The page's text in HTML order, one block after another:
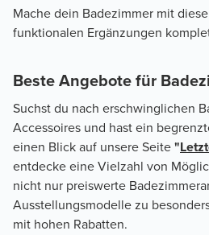
Mache dein Badezimmer mit
funktionalen Ergänzungen
Beste Angebote für
Suchst du nach erschwinglichen
Accessoires und hast ein
einen Blick auf unsere Seite"
entdecke eine Vielzahl von
nicht nur preiswerte
Ausstellungsmodelle zu
mit hohen Rabatten.